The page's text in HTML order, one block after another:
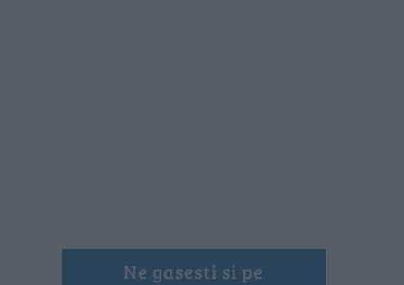
Ne gasesti si pe